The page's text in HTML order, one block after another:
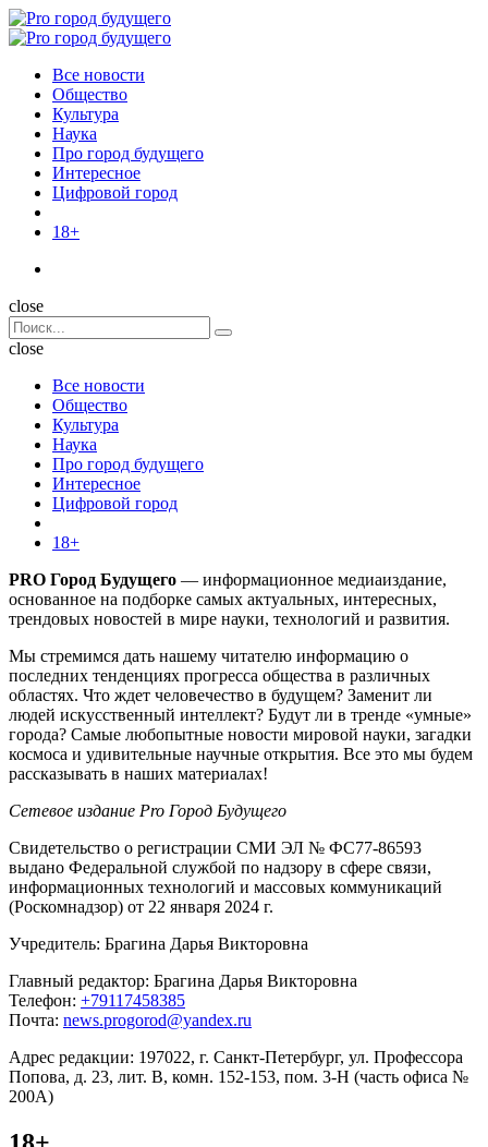
Menu
Поиск
Menu
Pro
Все новости
Общество
Культура
Наука
Про город будущего
Интересное
Цифровой город
18+
Поиск
close
Search
for:
Поиск
close
Все новости
Общество
Культура
Наука
Про город будущего
Интересное
Цифровой город
18+
PRO Город Будущего — информационное медиаиздание,
основанное на подборке самых актуальных, интересных,
трендовых новостей в мире науки, технологий и развития.
Мы стремимся дать нашему читателю информацию о
последних тенденциях прогресса общества в различных
областях. Что ждет человечество в будущем? Заменит ли
людей искусственный интеллект? Будут ли в тренде «умные»
города? Самые любопытные новости мировой науки, загадки
космоса и удивительные научные открытия. Все это мы будем
рассказывать в наших материалах!
Сетевое издание Pro Город Будущего
Свидетельство о регистрации СМИ ЭЛ № ФС77-86593
выдано Федеральной службой по надзору в сфере связи,
информационных технологий и массовых коммуникаций
(Роскомнадзор) от 22 января 2024 г.
Учредитель: Брагина Дарья Викторовна
Главный редактор: Брагина Дарья Викторовна
Телефон: +79117458385
Почта: news.progorod@yandex.ru
Адрес редакции: 197022, г. Санкт-Петербург, ул. Профессора
Попова, д. 23, лит. В, комн. 152-153, пом. 3-Н (часть офиса №
200А)